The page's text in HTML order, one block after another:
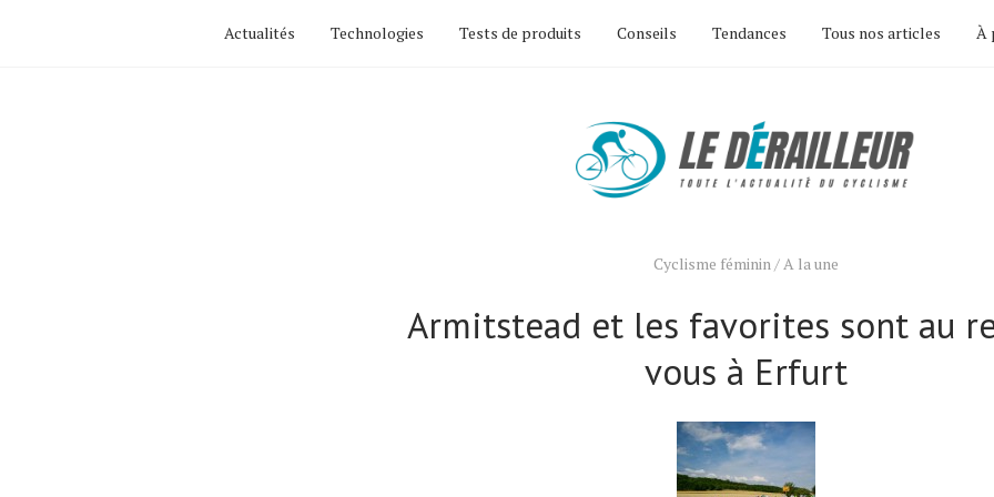
Actualités Technologies Tests de produits Conseils Tendances Tous nos articles À
Cyclisme féminin/A la une
Armitstead et les favorites sont au
vous à Erfurt